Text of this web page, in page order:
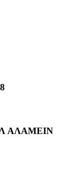
ΑΛΑΜΕΙΝ